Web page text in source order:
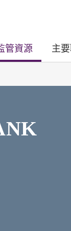
管資源 主